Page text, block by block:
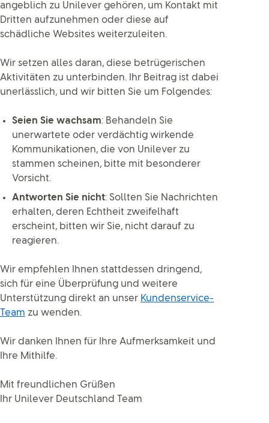
angeblich zu Unilever gehören, um Kontakt mit
Dritten aufzunehmen oder diese auf
schädliche Websites weiterzuleiten.
Wir setzen alles daran, diese betrügerischen
Aktivitäten zu unterbinden. Ihr Beitrag ist dabei
unerlässlich, und wir bitten Sie um Folgendes:
Seien Sie wachsam: Behandeln Sie
unerwartete oder verdächtig wirkende
Kommunikationen, die von Unilever zu
stammen scheinen, bitte mit besonderer
Vorsicht.
Antworten Sie nicht: Sollten Sie Nachrichten
erhalten, deren Echtheit zweifelhaft
erscheint, bitten wir Sie, nicht darauf zu
reagieren.
Wir empfehlen Ihnen stattdessen dringend,
sich für eine Überprüfung und weitere
Unterstützung direkt an unser Kundenservice-
Team zu wenden.
Wir danken Ihnen für Ihre Aufmerksamkeit und
Ihre Mithilfe.
Mit freundlichen Grüßen
Ihr Unilever Deutschland Team